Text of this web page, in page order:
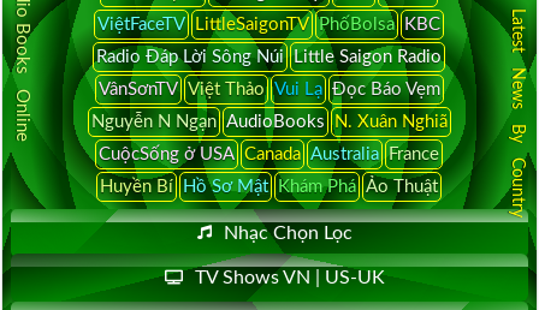
ViệtFaceTV
LittleSaigonTV PhốBolsa
KBC
Radio Đáp Lời Sông Núi Little Saigon Radio
VânSơnTV Việt Thảo Vui Lạ Đọc Báo Vẹm
Nguyễn N Ngạn AudioBooks
N. Xuân Nghiã
CuộcSống ở USA Canada Australia France
Huyền Bí Hồ Sơ Mật Khám Phá Ảo Thuật
Nhạc Chọn Lọc
TV Shows VN | US-UK
Audio Books Online Latest News By Country